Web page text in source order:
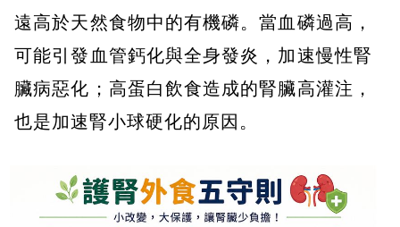
遠高於天然食物中的有機磷。當血磷過高，
可能引發血管鈣化與全身發炎，加速慢性腎
臟病惡化；高蛋白飲食造成的腎臟高灌注，
也是加速腎小球硬化的原因。